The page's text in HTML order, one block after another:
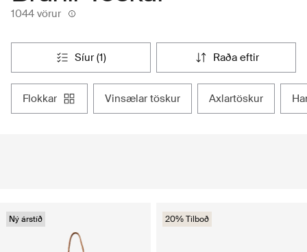
1044 vörur
síur (1) raða eftir
flokkar vinsælar töskur axlartöskur
Ný árstíð 20% Tilboð